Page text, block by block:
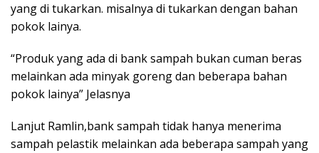
yang di tukarkan. misalnya di tukarkan dengan bahan
pokok lainya.
“Produk yang ada di bank sampah bukan cuman beras
melainkan ada minyak goreng dan beberapa bahan
pokok lainya” Jelasnya
Lanjut Ramlin,bank sampah tidak hanya menerima
sampah pelastik melainkan ada beberapa sampah yang